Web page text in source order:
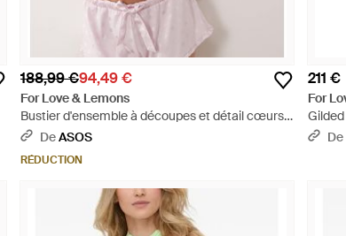
188,99 €94,49 €
For Love & Lemons
Bustier d'ensemble à découpes et détail cœurs -
RoseDeASOS
RÉDUCTION
211 €
For
Gilded
De